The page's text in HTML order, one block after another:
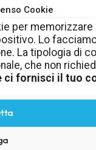
Cookie
per
Lo
La tipologia di
che non
ci fornisci il tuo
e